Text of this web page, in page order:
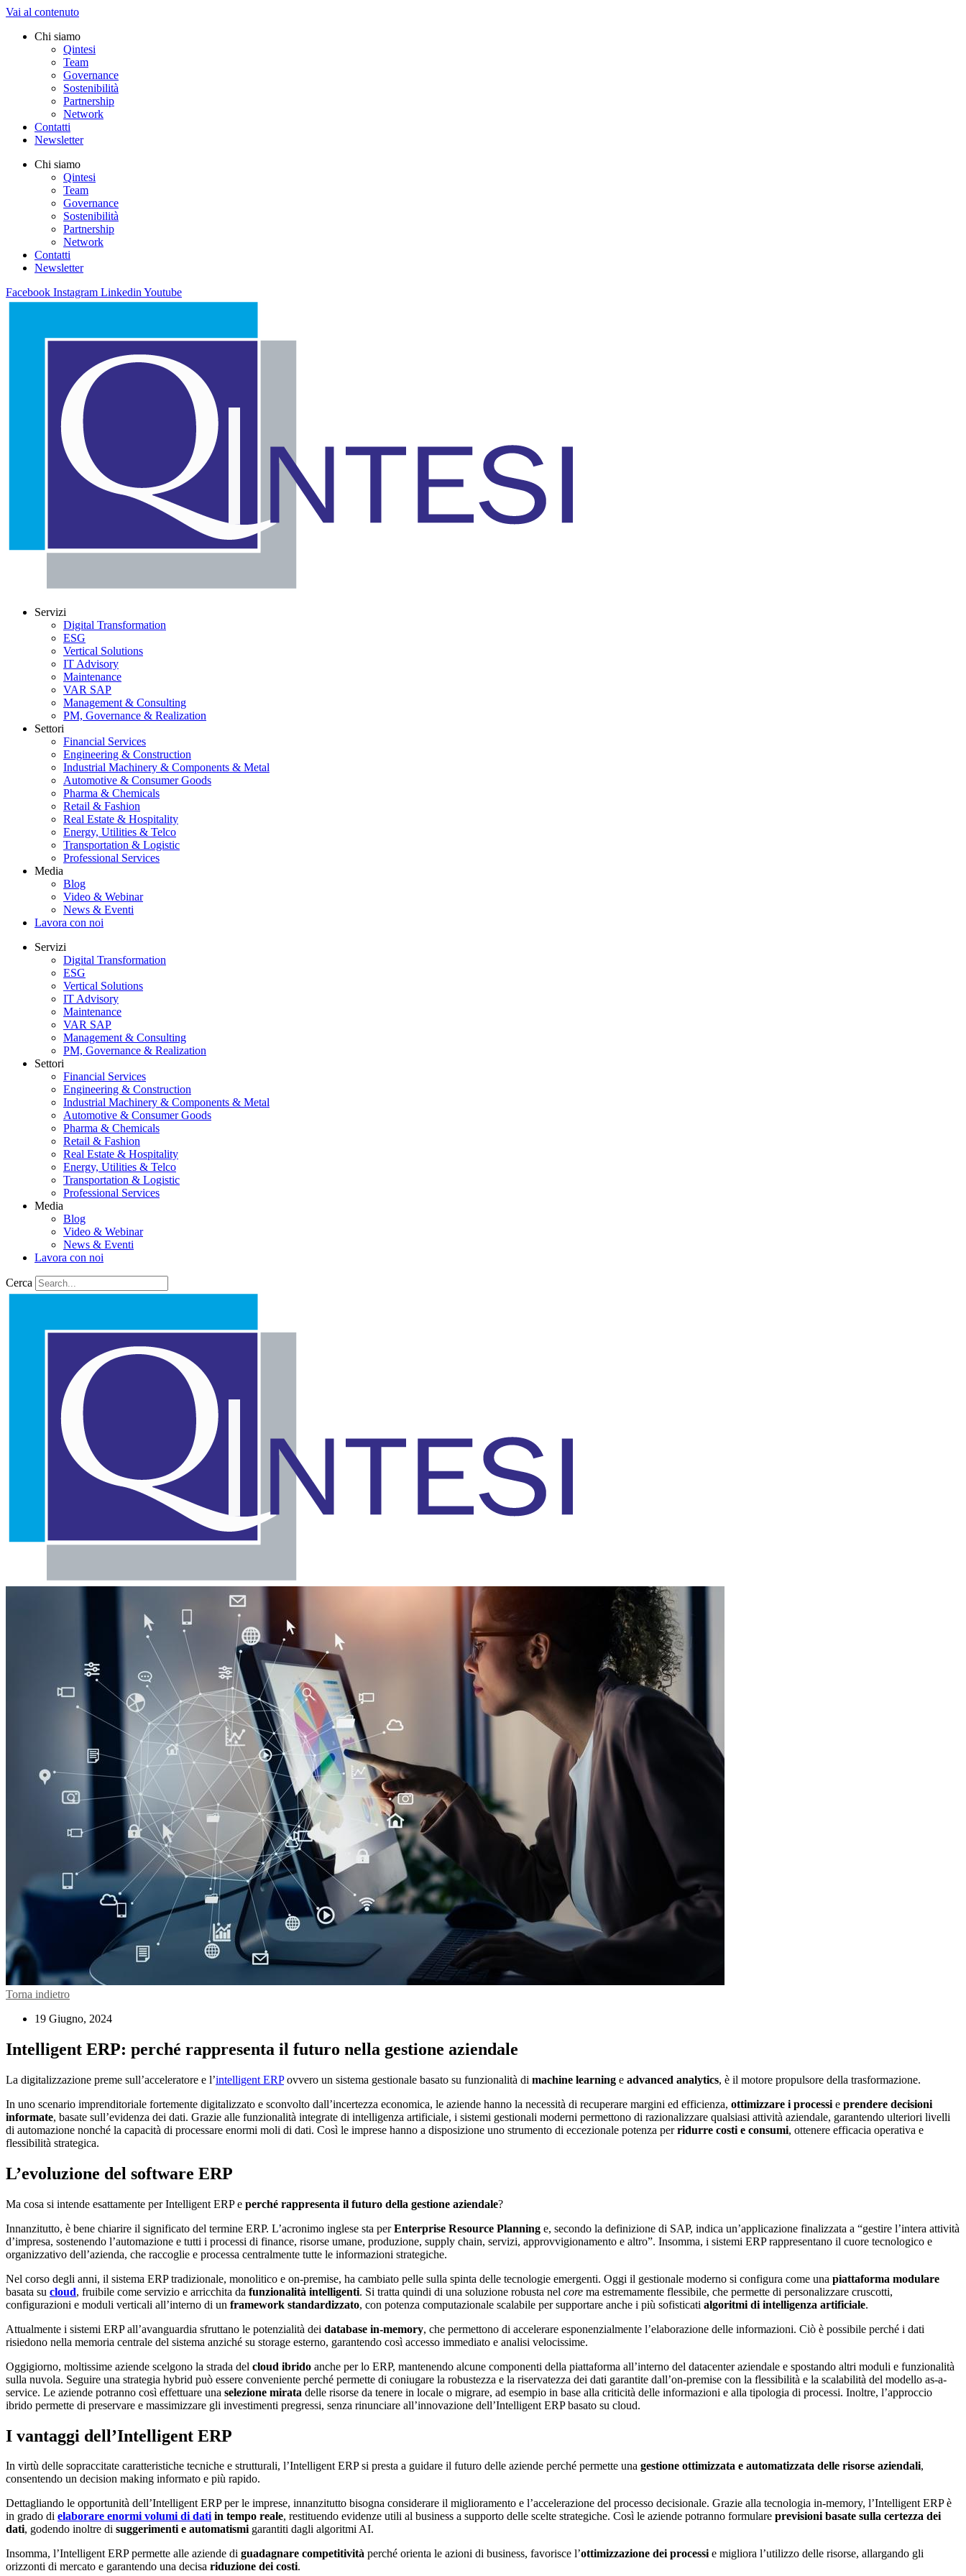
Vai al contenuto
Chi siamo
Qintesi
Team
Governance
Sostenibilità
Partnership
Network
Contatti
Newsletter
Chi siamo
Qintesi
Team
Governance
Sostenibilità
Partnership
Network
Contatti
Newsletter
Facebook Instagram Linkedin Youtube
Servizi
Digital Transformation
ESG
Vertical Solutions
IT Advisory
Maintenance
VAR SAP
Management & Consulting
PM, Governance & Realization
Settori
Financial Services
Engineering & Construction
Industrial Machinery & Components & Metal
Automotive & Consumer Goods
Pharma & Chemicals
Retail & Fashion
Real Estate & Hospitality
Energy, Utilities & Telco
Transportation & Logistic
Professional Services
Media
Blog
Video & Webinar
News & Eventi
Lavora con noi
Servizi
Digital Transformation
ESG
Vertical Solutions
IT Advisory
Maintenance
VAR SAP
Management & Consulting
PM, Governance & Realization
Settori
Financial Services
Engineering & Construction
Industrial Machinery & Components & Metal
Automotive & Consumer Goods
Pharma & Chemicals
Retail & Fashion
Real Estate & Hospitality
Energy, Utilities & Telco
Transportation & Logistic
Professional Services
Media
Blog
Video & Webinar
News & Eventi
Lavora con noi
Cerca
Torna indietro
19 Giugno, 2024
Intelligent ERP: perché rappresenta il futuro nella gestione aziendale
La digitalizzazione preme sull’acceleratore e l’intelligent ERPovvero un sistema gestionale basato su funzionalità di machine learning e advanced analytics, è il motore propulsore della trasformazione.
In uno scenario imprenditoriale fortemente digitalizzato e sconvolto dall’incertezza economica, le aziende hanno la necessità di recuperare margini ed efficienza, ottimizzare i processi e prendere decisioni
informate, basate sull’evidenza dei dati. Grazie alle funzionalità integrate di intelligenza artificiale, i sistemi gestionali moderni permettono di razionalizzare qualsiasi attività aziendale, garantendo ulteriori livelli
di automazione nonché la capacità di processare enormi moli di dati. Così le imprese hanno a disposizione uno strumento di eccezionale potenza perridurre costi e consumi, ottenere efficacia operativa e
flessibilità strategica.
L’evoluzione del software ERP
Ma cosa si intende esattamente per Intelligent ERP e perché rappresenta il futuro della gestione aziendale?
Innanzitutto, è bene chiarire il significato del termine ERP. L’acronimo inglese sta perEnterprise Resource Planning e, secondo la definizione di SAP, indica un’applicazione finalizzata a “gestire l’intera attività
d’impresa, sostenendo l’automazione e tutti i processi di finance, risorse umane, produzione, supply chain, servizi, approvvigionamento e altro”. Insomma, i sistemi ERP rappresentano il cuore tecnologico e
organizzativo dell’azienda, che raccoglie e processa centralmente tutte le informazioni strategiche.
Nel corso degli anni, il sistema ERP tradizionale, monolitico e on-premise, ha cambiato pelle sulla spinta delle tecnologie emergenti. Oggi il gestionale moderno si configura come una piattaforma modulare
basata su cloud, fruibile come servizio e arricchita da funzionalità intelligenti. Si tratta quindi di una soluzione robusta nel core ma estremamente flessibile, che permette di personalizzare cruscotti,
configurazioni e moduli verticali all’interno di un framework standardizzato, con potenza computazionale scalabile per supportare anche i più sofisticati algoritmi di intelligenza artificiale.
Attualmente i sistemi ERP all’avanguardia sfruttano le potenzialità dei database in-memory, che permettono di accelerare esponenzialmente l’elaborazione delle informazioni. Ciò è possibile perché i dati
risiedono nella memoria centrale del sistema anziché su storage esterno, garantendo così accesso immediato e analisi velocissime.
Oggigiorno, moltissime aziende scelgono la strada del cloud ibrido anche per lo ERP, mantenendo alcune componenti della piattaforma all’interno del datacenter aziendale e spostando altri moduli e funzionalità
sulla nuvola. Seguire una strategia hybrid può essere conveniente perché permette di coniugare la robustezza e la riservatezza dei dati garantite dall’on-premise con la flessibilità e la scalabilità del modello as-a-
service. Le aziende potranno così effettuare una selezione mirata delle risorse da tenere in locale o migrare, ad esempio in base alla criticità delle informazioni e alla tipologia di processi. Inoltre, l’approccio
ibrido permette di preservare e massimizzare gli investimenti pregressi, senza rinunciare all’innovazione dell’Intelligent ERP basato su cloud.
I vantaggi dell’Intelligent ERP
In virtù delle sopraccitate caratteristiche tecniche e strutturali, l’Intelligent ERP si presta a guidare il futuro delle aziende perché permette una gestione ottimizzata e automatizzata delle risorse aziendali,
consentendo un decision making informato e più rapido.
Dettagliando le opportunità dell’Intelligent ERP per le imprese, innanzitutto bisogna considerare il miglioramento e l’accelerazione del processo decisionale. Grazie alla tecnologia in-memory, l’Intelligent ERP è
in grado di elaborare enormi volumi di dati in tempo reale, restituendo evidenze utili al business a supporto delle scelte strategiche. Così le aziende potranno formulare previsioni basate sulla certezza dei
dati, godendo inoltre di suggerimenti e automatismigarantiti dagli algoritmi AI.
Insomma, l’Intelligent ERP permette alle aziende di guadagnare competitività perché orienta le azioni di business, favorisce l’ottimizzazione dei processie migliora l’utilizzo delle risorse, allargando gli
orizzonti di mercato e garantendo una decisa riduzione dei costi.